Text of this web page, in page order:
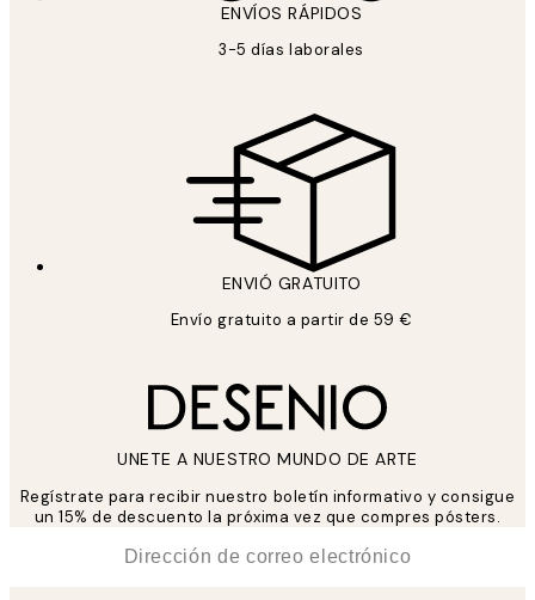
ENVÍOS RÁPIDOS
3-5 días laborales
ENVIÓ GRATUITO
Envío gratuito a partir de 59 €
UNETE A NUESTRO MUNDO DE ARTE
Regístrate para recibir nuestro boletín informativo y consigue
un 15% de descuento la próxima vez que compres pósters.